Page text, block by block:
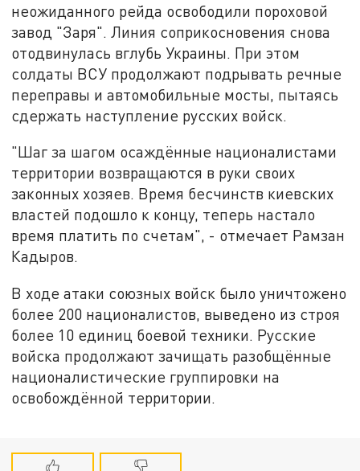
неожиданного рейда освободили пороховой
завод "Заря". Линия соприкосновения снова
отодвинулась вглубь Украины. При этом
солдаты ВСУ продолжают подрывать речные
переправы и автомобильные мосты, пытаясь
сдержать наступление русских войск.
"Шаг за шагом осаждённые националистами
территории возвращаются в руки своих
законных хозяев. Время бесчинств киевских
властей подошло к концу, теперь настало
время платить по счетам", - отмечает Рамзан
Кадыров.
В ходе атаки союзных войск было уничтожено
более 200 националистов, выведено из строя
более 10 единиц боевой техники. Русские
войска продолжают зачищать разобщённые
националистические группировки на
освобождённой территории.